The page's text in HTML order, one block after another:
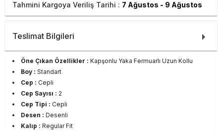
Tahmini Kargoya Veriliş Tarihi : 7 Ağustos - 9 Ağustos
Teslimat Bilgileri
Öne Çıkan Özellikler : Kapşonlu Yaka Fermuarlı Uzun Kollu
Boy : Standart
Cep : Cepli
Cep Sayısı : 2
Cep Tipi : Cepli
Desen : Desenli
Kalıp : Regular Fit